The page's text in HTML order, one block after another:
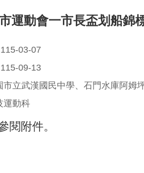
運動會一市長盃划船錦
03-07
09-13
立武漢國民中學、石門水庫阿姆
運動科
閱附件。